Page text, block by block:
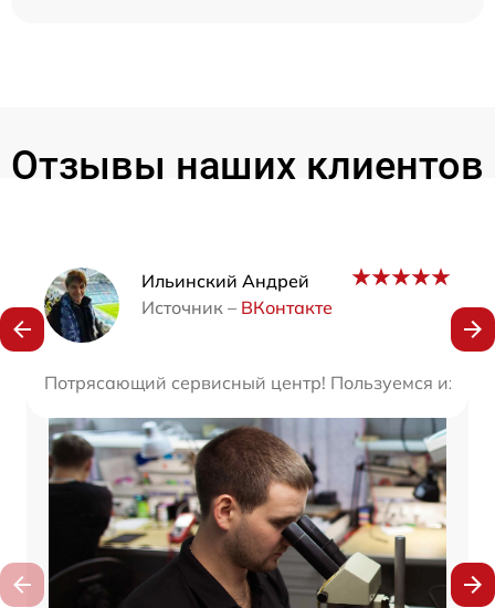
Отзывы наших клиентов
Ильинский Андрей
Источник – ВКонтакте
Потрясающий сервисный центр! Пользуемся их
Наши мастера